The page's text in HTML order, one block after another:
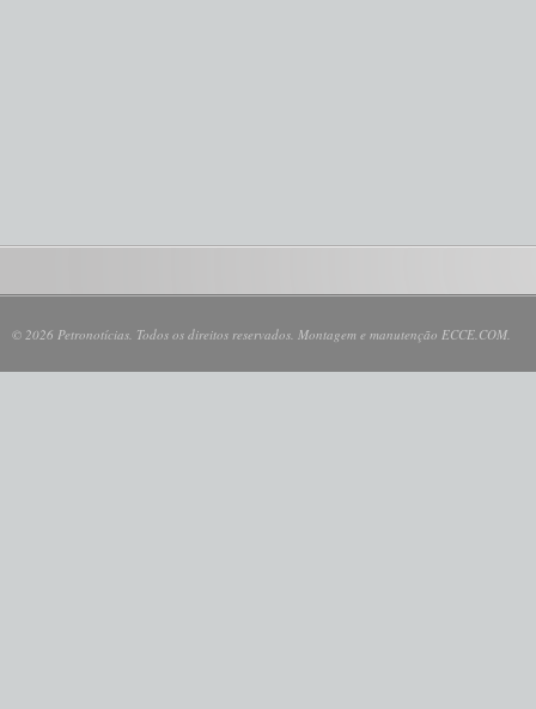
© 2026 Petronotícias. Todos os direitos reservados. Montagem e manutenção ECCE.COM.